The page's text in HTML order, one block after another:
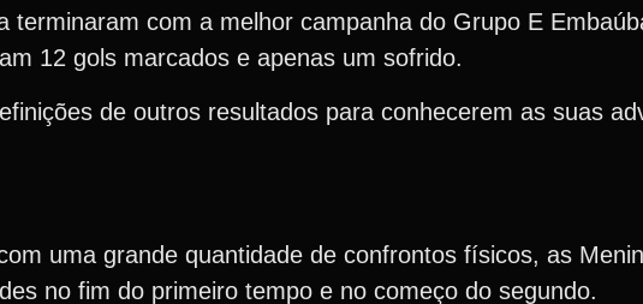
terminaram com a melhor campanha do Grupo E
12 gols marcados e apenas um sofrido.
de outros resultados para conhecerem as suas
uma grande quantidade de confrontos físicos, as
no fim do primeiro tempo e no começo do segundo.